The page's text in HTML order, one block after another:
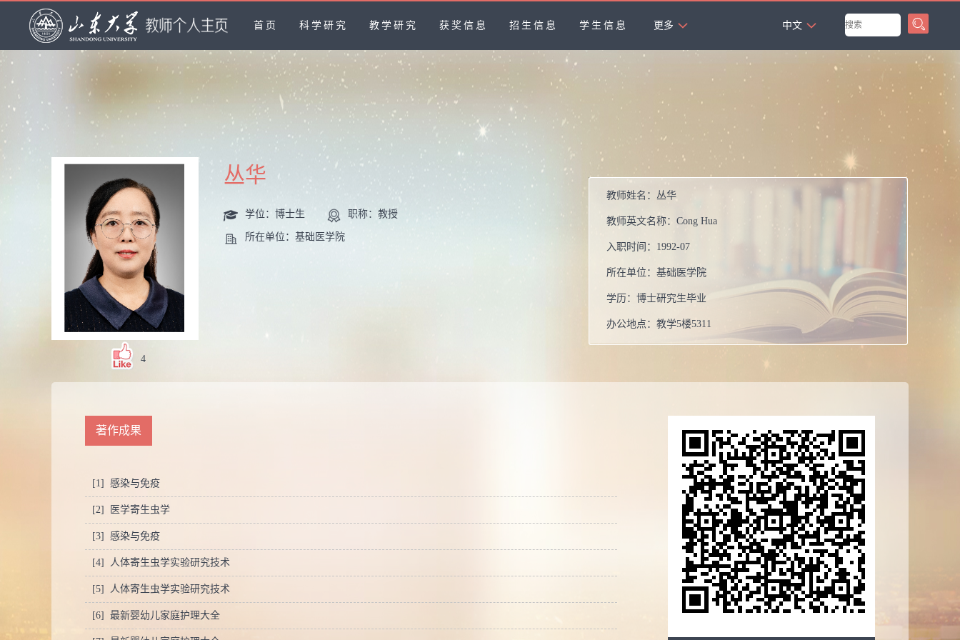
首页 科学研究 教学研究 获奖信息 招生信息 学生信息 更多
中文
4
丛华
学位：博士生 职称：教授
所在单位：基础医学院
教师姓名： 丛华
教师英文名称： Cong Hua
入职时间： 1992-07
所在单位： 基础医学院
学历： 博士研究生毕业
办公地点： 教学5楼5311
基础医学院,基础医学院,基础医学院,基础医学院
著作成果
[1] 感染与免疫
[2] 医学寄生虫学
[3] 感染与免疫
[4] 人体寄生虫学实验研究技术
[5] 人体寄生虫学实验研究技术
[6] 最新婴幼儿家庭护理大全